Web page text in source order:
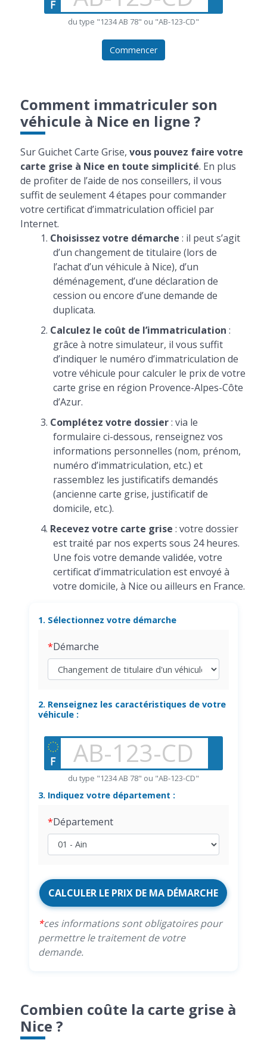
du type "1234 AB 78" ou "AB-123-CD"
Commencer
Comment immatriculer son
véhicule à Nice en ligne ?
Sur Guichet Carte Grise, vous pouvez faire votre
carte grise à Nice en toute simplicité. En plus
de profiter de l’aide de nos conseillers, il vous
suffit de seulement 4 étapes pour commander
votre certificat d’immatriculation officiel par
Internet.
Choisissez votre démarche : il peut s’agit
d’un changement de titulaire (lors de
l’achat d’un véhicule à Nice), d’un
déménagement, d’une déclaration de
cession ou encore d’une demande de
duplicata.
Calculez le coût de l’immatriculation :
grâce à notre simulateur, il vous suffit
d’indiquer le numéro d’immatriculation de
votre véhicule pour calculer le prix de votre
carte grise en région Provence-Alpes-Côte
d’Azur.
Complétez votre dossier: via le
formulaire ci-dessous, renseignez vos
informations personnelles (nom, prénom,
numéro d’immatriculation, etc.) et
rassemblez les justificatifs demandés
(ancienne carte grise, justificatif de
domicile, etc.).
Recevez votre carte grise : votre dossier
est traité par nos experts sous 24 heures.
Une fois votre demande validée, votre
certificat d’immatriculation est envoyé à
votre domicile, à Nice ou ailleurs en France.
1. Sélectionnez votre démarche
Démarche
2. Renseignez les caractéristiques de votre
véhicule :
du type "1234 AB 78" ou "AB-123-CD"
3. Indiquez votre département :
Département
CALCULER LE PRIX DE MA DÉMARCHE
ces informations sont obligatoires pour
permettre le traitement de votre
demande.
Combien coûte la carte grise à
Nice ?